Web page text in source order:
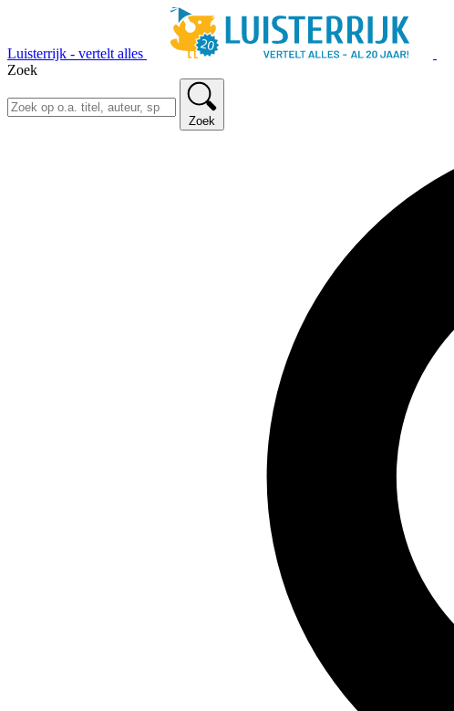
Luisterrijk - vertelt alles
Zoek
Zoek